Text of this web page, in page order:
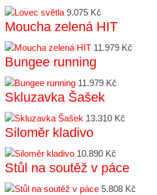
9.075 Kč
Moucha zelená HIT
11.979 Kč
Bungee running
11.979 Kč
Skluzavka Šašek
13.310 Kč
Siloměr kladivo
10.890 Kč
Stůl na soutěž v páce
5.808 Kč